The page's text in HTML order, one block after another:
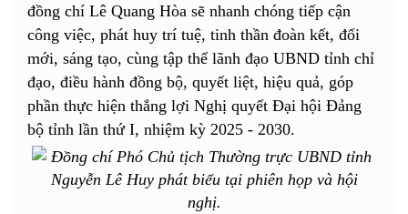
đồng chí Lê Quang Hòa sẽ nhanh chóng tiếp cận
công việc, phát huy trí tuệ, tinh thần đoàn kết, đổi
mới, sáng tạo, cùng tập thể lãnh đạo UBND tỉnh chỉ
đạo, điều hành đồng bộ, quyết liệt, hiệu quả, góp
phần thực hiện thắng lợi Nghị quyết Đại hội Đảng
bộ tỉnh lần thứ I, nhiệm kỳ 2025 - 2030.